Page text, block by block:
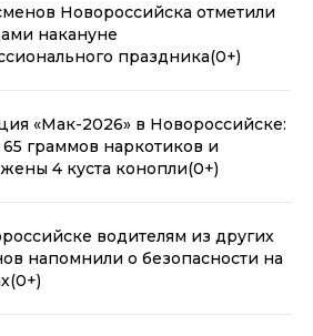
Новороссийска отметили
накануне
праздника(0+)
«Мак-2026» в Новороссийске:
65 граммов наркотиков и
4 куста конопли(0+)
водителям из других
напомнили о безопасности на
(0+)